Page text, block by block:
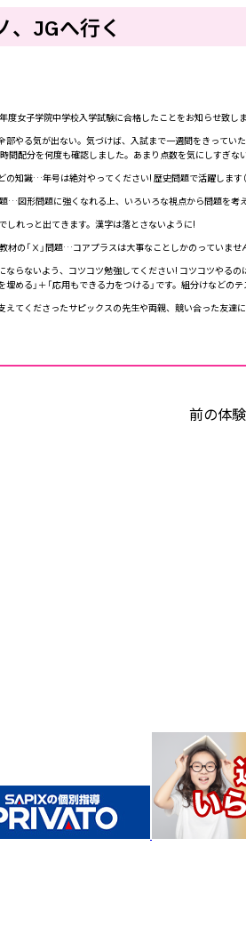
、JGへ行く
度女子学院中学校入学試験に合格したことをお知らせ致し
やる気が出ない。気づけば、入試まで一週間をきってい
間配分を何度も確認しました。あまり点数を気にしすぎな
知識…年号は絶対やってください! 歴史問題で活躍します
…図形問題に強くなれる上、いろいろな視点から問題を考え
れっと出てきます。漢字は落とさないように!
の「Ⅹ」問題…コアプラスは大事なことしかのっていませ
らないよう、コツコツ勉強してください! コツコツやる
める」＋「応用もできる力をつける」です。組分けなどの
てくださったサピックスの先生や両親、競い合った友達
前の体